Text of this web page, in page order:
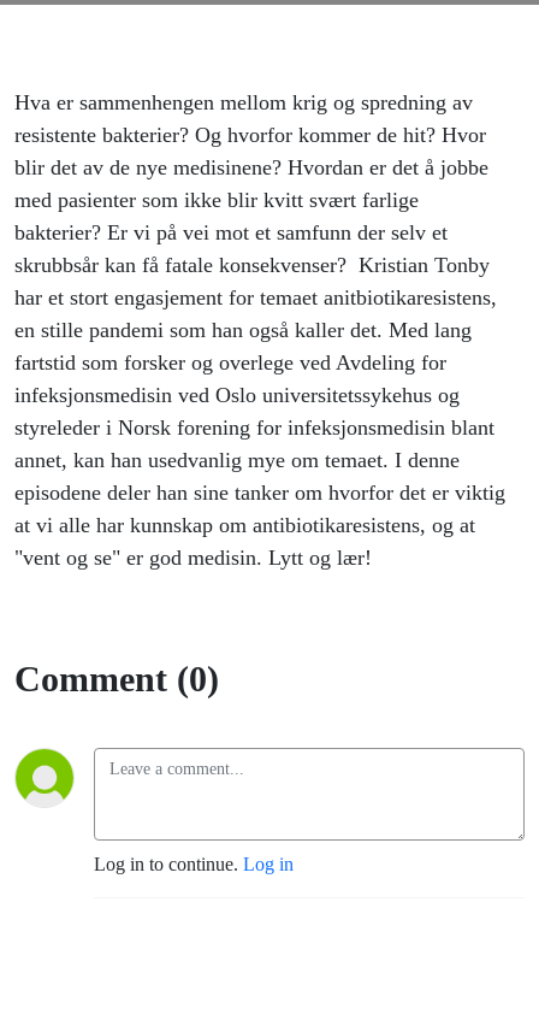
Hva er sammenhengen mellom krig og spredning av
resistente bakterier? Og hvorfor kommer de hit? Hvor
blir det av de nye medisinene? Hvordan er det å jobbe
med pasienter som ikke blir kvitt svært farlige
bakterier? Er vi på vei mot et samfunn der selv et
skrubbsår kan få fatale konsekvenser? Kristian Tonby
har et stort engasjement for temaet anitbiotikaresistens,
en stille pandemi som han også kaller det. Med lang
fartstid som forsker og overlege ved Avdeling for
infeksjonsmedisin ved Oslo universitetssykehus og
styreleder i Norsk forening for infeksjonsmedisin blant
annet, kan han usedvanlig mye om temaet. I denne
episodene deler han sine tanker om hvorfor det er viktig
at vi alle har kunnskap om antibiotikaresistens, og at
"vent og se" er god medisin. Lytt og lær!
Comment (0)
Log in to continue. Log in